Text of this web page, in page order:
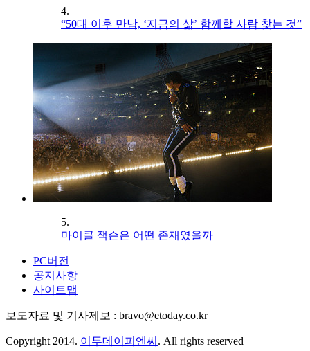
4.
“50대 이후 만남, ‘지금의 삶’ 함께할 사람 찾는 것”
5.
마이클 잭슨은 어떤 존재였을까
PC버전
공지사항
사이트맵
보도자료 및 기사제보 : bravo@etoday.co.kr
Copyright 2014. 이투데이피엔씨 . All rights reserved